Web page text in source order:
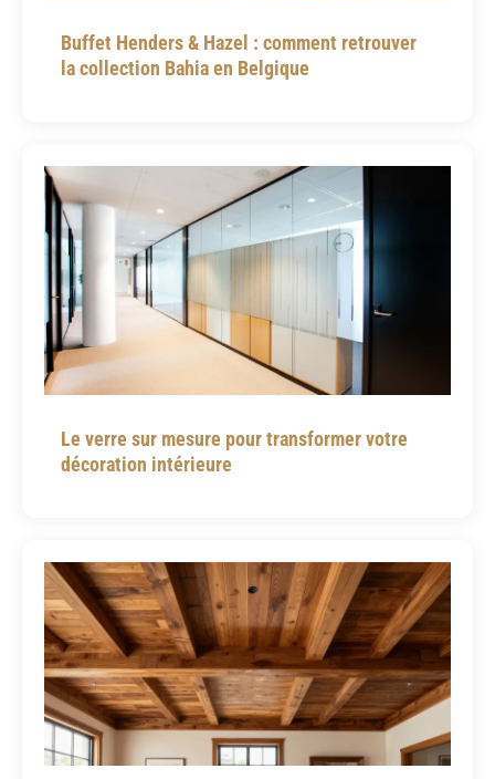
Buffet Henders & Hazel : comment retrouver
la collection Bahia en Belgique
Le verre sur mesure pour transformer votre
décoration intérieure